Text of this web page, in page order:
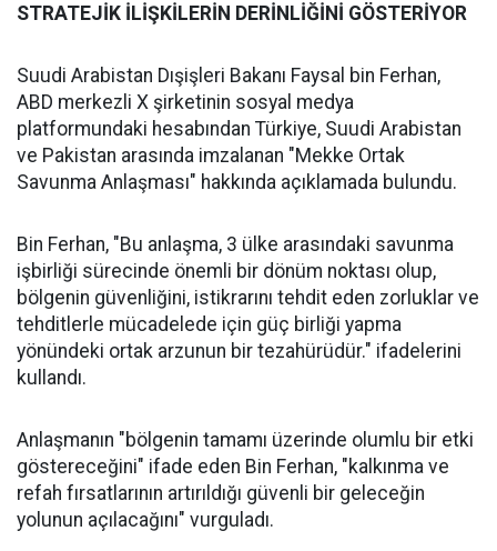
STRATEJİK İLİŞKİLERİN DERİNLİĞİNİ GÖSTERİYOR
Suudi Arabistan Dışişleri Bakanı Faysal bin Ferhan,
ABD merkezli X şirketinin sosyal medya
platformundaki hesabından Türkiye, Suudi Arabistan
ve Pakistan arasında imzalanan "Mekke Ortak
Savunma Anlaşması" hakkında açıklamada bulundu.
Bin Ferhan, "Bu anlaşma, 3 ülke arasındaki savunma
işbirliği sürecinde önemli bir dönüm noktası olup,
bölgenin güvenliğini, istikrarını tehdit eden zorluklar ve
tehditlerle mücadelede için güç birliği yapma
yönündeki ortak arzunun bir tezahürüdür." ifadelerini
kullandı.
Anlaşmanın "bölgenin tamamı üzerinde olumlu bir etki
göstereceğini" ifade eden Bin Ferhan, "kalkınma ve
refah fırsatlarının artırıldığı güvenli bir geleceğin
yolunun açılacağını" vurguladı.